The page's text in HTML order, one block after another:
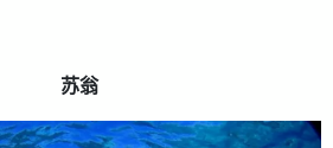
苏翁